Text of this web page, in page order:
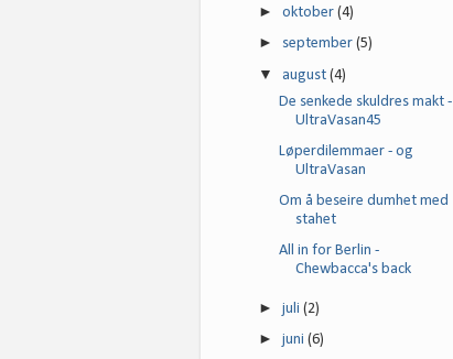
►oktober(4)
► september(5)
▼august(4)
De senkede skuldres makt -
UltraVasan45
Løperdilemmaer - og
UltraVasan
Om å beseire dumhet med
stahet
All in for Berlin -
Chewbacca's back
►juli(2)
►juni(6)